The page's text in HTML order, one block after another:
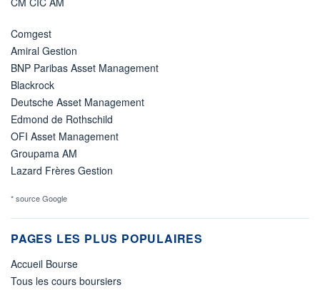
Comgest
Amiral Gestion
BNP Paribas Asset Management
Blackrock
Deutsche Asset Management
Edmond de Rothschild
OFI Asset Management
Groupama AM
Lazard Frères Gestion
* source Google
PAGES LES PLUS POPULAIRES
Accueil Bourse
Tous les cours boursiers